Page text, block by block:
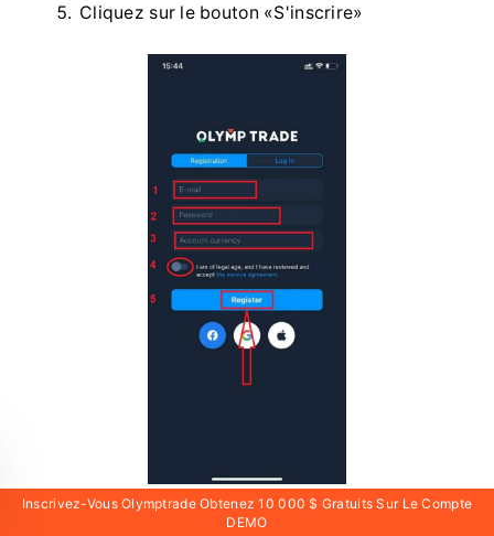
Cliquez sur le bouton «S'inscrire»
Inscrivez-Vous Olymptrade Obtenez 10 000 $ Gratuits Sur Le Compte
DEMO